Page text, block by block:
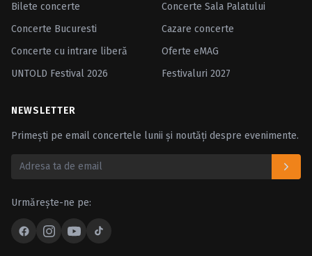
Bilete concerte
Concerte Sala Palatului
Concerte Bucuresti
Cazare concerte
Concerte cu intrare liberă
Oferte eMAG
UNTOLD Festival 2026
Festivaluri 2027
NEWSLETTER
Primești pe email concertele lunii și noutăți despre evenimente.
Urmărește-ne pe: